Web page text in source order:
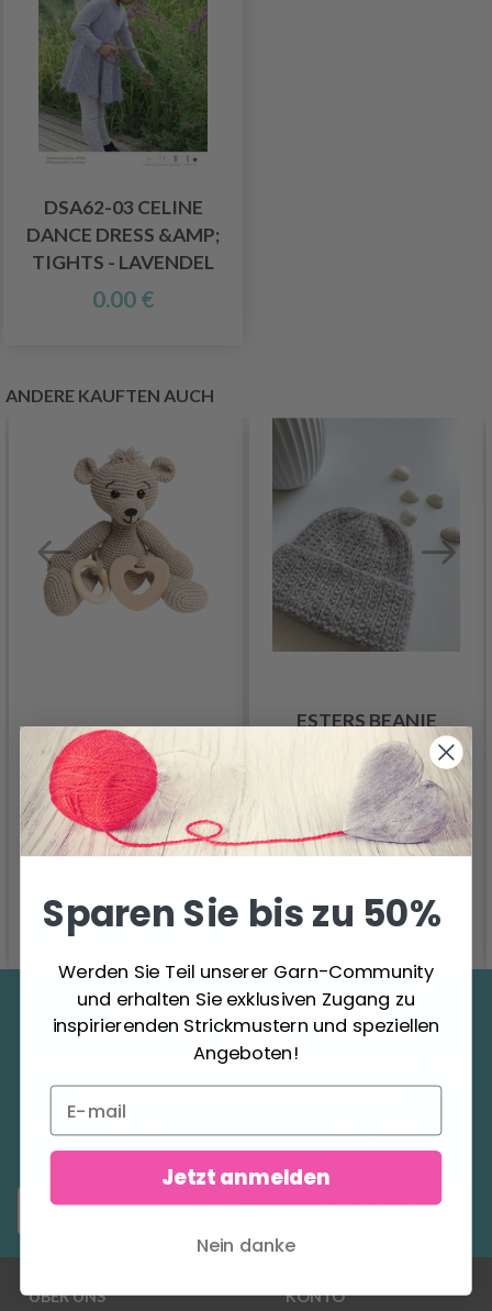
DSA62-03 CELINE
DANCE DRESS &AMP;
TIGHTS - LAVENDEL
0.00 €
ANDERE KAUFTEN AUCH
SINNLICHES TEDDY
KIT
9.95 €
Alle Optionen ansehen
ESTERS BEANIE
3.99 €
Anzahl
In den Warenkorb
Sparen Sie bis zu 50%
Werden Sie Teil unserer Garn-Community und
erhalten Sie exklusiven Zugang zu
inspirierenden Strickmustern und speziellen
Angeboten!
Abonnieren
ÜBER UNS KONTO
Sparen Sie bis zu 50%
Werden Sie Teil unserer Garn-Community
und erhalten Sie exklusiven Zugang zu
inspirierenden Strickmustern und speziellen
Angeboten!
Jetzt anmelden
Nein danke